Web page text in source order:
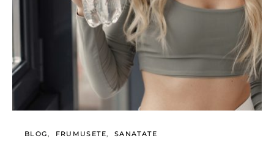
BLOG FRUMUSETE SANATATE